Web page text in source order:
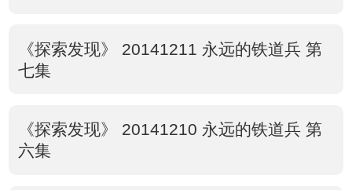
《探索发现》 20141211 永远的铁道兵 第
七集
《探索发现》 20141210 永远的铁道兵 第
六集